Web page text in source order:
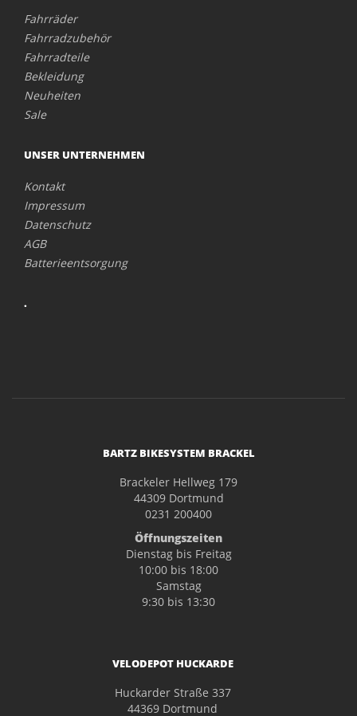
Fahrräder
Fahrradzubehör
Fahrradteile
Bekleidung
Neuheiten
Sale
UNSER UNTERNEHMEN
Kontakt
Impressum
Datenschutz
AGB
Batterieentsorgung
.
BARTZ BIKESYSTEM BRACKEL
Brackeler Hellweg 179
44309 Dortmund
0231 200400
Öffnungszeiten
Dienstag bis Freitag
10:00 bis 18:00
Samstag
9:30 bis 13:30
VELODEPOT HUCKARDE
Huckarder Straße 337
44369 Dortmund